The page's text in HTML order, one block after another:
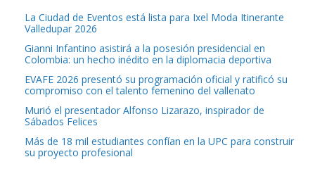
La Ciudad de Eventos está lista para Ixel Moda Itinerante
Valledupar 2026
Gianni Infantino asistirá a la posesión presidencial en
Colombia: un hecho inédito en la diplomacia deportiva
EVAFE 2026 presentó su programación oficial y ratificó su
compromiso con el talento femenino del vallenato
Murió el presentador Alfonso Lizarazo, inspirador de
Sábados Felices
Más de 18 mil estudiantes confían en la UPC para construir
su proyecto profesional